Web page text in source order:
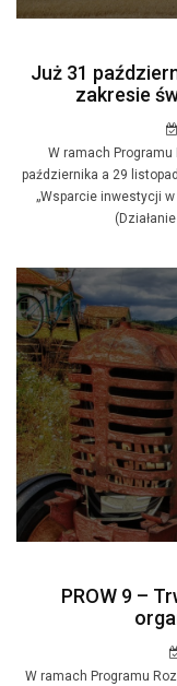
Już 31
zakresie
​W ramach
października a 29
„Wsparcie inwestycji
PROW 9 –
W ramach Programu